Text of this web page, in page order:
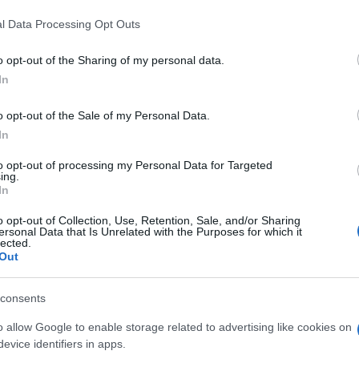
Data Processing Opt Outs
opt-out of the Sharing of my personal data.
opt-out of the Sale of my Personal Data.
opt-out of processing my Personal Data for Targeted
opt-out of Collection, Use, Retention, Sale, and/or Sharing
Data that Is Unrelated with the Purposes for which it
allow Google to enable storage related to advertising like cookies on
identifiers in apps.
sportive
rappresenta più di un cambio di
la crescita dell’atleta nella Coppa
spalle